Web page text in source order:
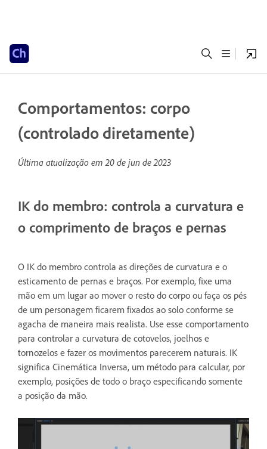
Comportamentos: corpo
(controlado diretamente)
Última atualização em20 de jun de 2023
IK do membro: controla a curvatura e
o comprimento de braços e pernas
O IK do membro controla as direções de curvatura e o
esticamento de pernas e braços. Por exemplo, fixe uma
mão em um lugar ao mover o resto do corpo ou faça os pés
de um personagem ficarem fixados ao solo conforme se
agacha de maneira mais realista. Use esse comportamento
para controlar a curvatura de cotovelos, joelhos e
tornozelos e fazer os movimentos parecerem naturais. IK
significa Cinemática Inversa, um método para calcular, por
exemplo, posições de todo o braço especificando somente
a posição da mão.